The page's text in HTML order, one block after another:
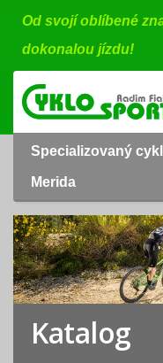
Od svojí oblíbené
dokonalou jízdu!
Specializovaný
Merida
Katalog